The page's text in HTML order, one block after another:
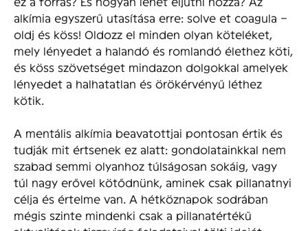
alkímia egyszerű utasítása erre: solve et coagula –
oldj és köss! Oldozz el minden olyan köteléket,
mely lényedet a halandó és romlandó élethez köti,
és köss szövetséget mindazon dolgokkal amelyek
lényedet a halhatatlan és örökérvényű léthez
kötik.
A mentális alkímia beavatottjai pontosan értik és
tudják mit értsenek ez alatt: gondolatainkkal nem
szabad semmi olyanhoz túlságosan sokáig, vagy
túl nagy erővel kötődnünk, aminek csak pillanatnyi
célja és értelme van. A hétköznapok sodrában
mégis szinte mindenki csak a pillanatértékű